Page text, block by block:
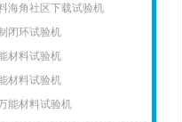
海角社区下载试验机
闭环试验机
材料试验机
材料试验机
能材料试验机